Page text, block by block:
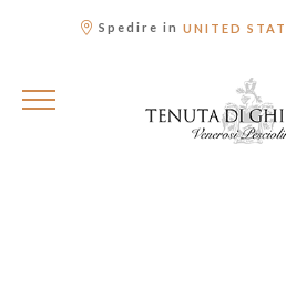
Spedire in UNITED